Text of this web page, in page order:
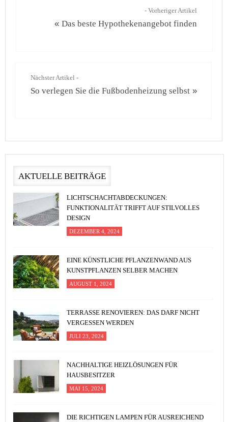
- Vorheriger Artikel
«Das beste Hypothekenangebot finden
Nächster Artikel -
So verlegen Sie die Fußbodenheizung selbst »
AKTUELLE BEITRÄGE
LICHTSCHACHTABDECKUNGEN:
FUNKTIONALITÄT TRIFFT AUF STILVOLLES
DESIGN
DEZEMBER 4, 2024
EINE KÜNSTLICHE PFLANZENWAND AUS
KUNSTPFLANZEN SELBER MACHEN
AUGUST 1, 2024
TERRASSE RENOVIEREN: DAS DARF NICHT
VERGESSEN WERDEN
JULI 23, 2024
NACHHALTIGE HEIZLÖSUNGEN FÜR
HAUSBESITZER
MAI 15, 2024
DIE RICHTIGEN LAMPEN FÜR AUSREICHEND